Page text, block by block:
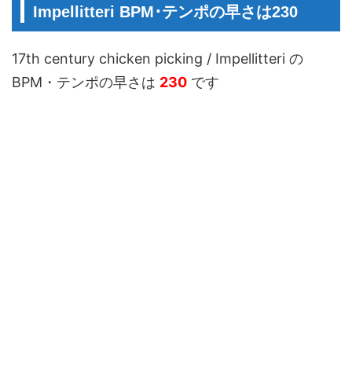
Impellitteri BPM･テンポの早さは230
17th century chicken picking / Impellitteri の
BPM・テンポの早さは 230 です